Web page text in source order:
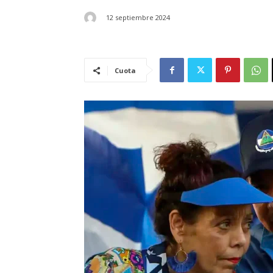
12 septiembre 2024
Cuota